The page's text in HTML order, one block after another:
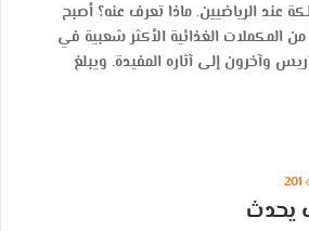
عند الرياضيين. ماذا تعرف عنه؟ أصبح
عام 1992 واحدًا من المكملات الغذائية الأكثر شعبية في
وآخرون إلى آثاره المفيدة. ويبلغ
201
يحدث